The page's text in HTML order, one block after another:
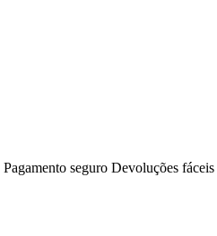
Pagamento seguro Devoluções fáceis